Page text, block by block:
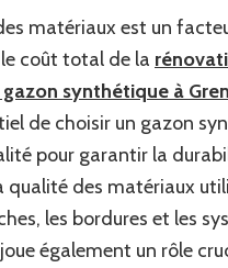
matériaux est un
coût total de la
synthétique à
de choisir un gazon
pour garantir la
qualité des matériaux
les bordures et les
également un rôle